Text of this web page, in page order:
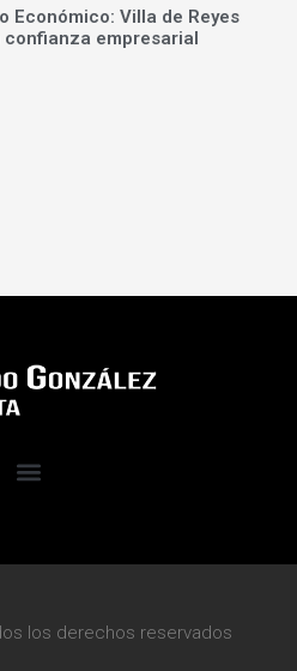
Económico: Villa de Reyes
confianza empresarial
los derechos reservados